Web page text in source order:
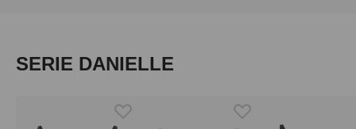
Produktgalerie überspringen
SERIE DANIELLE